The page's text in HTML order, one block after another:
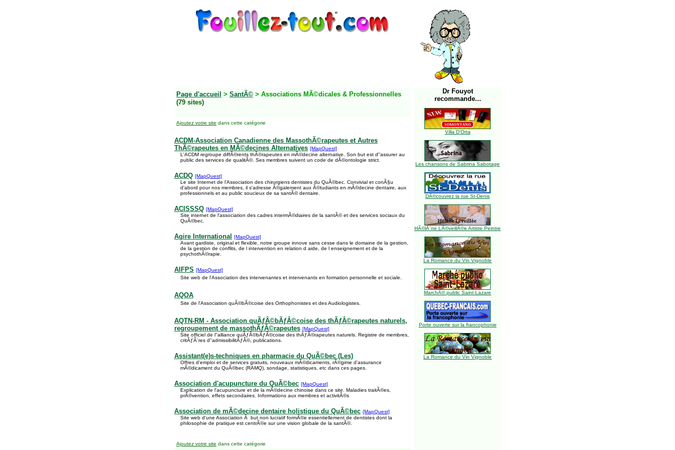
Page d'accueil > SantÃ© > Associations MÃ©dicales & Professionnelles
(79 sites)
Ajoutez votre site dans cette catégorie
ACDM-Association Canadienne des MassothÃ©rapeutes et Autres
ThÃ©rapeutes en MÃ©decines Alternatives [MapQuest]
L'ACDM regroupe diffÃ©rents thÃ©rapeutes en mÃ©decine alternative. Son but est d''assurer au
public des services de qualitÃ©. Ses membres suivent un code de dÃ©ontologie strict.
ACDQ [MapQuest]
Le site Internet de l'Association des chirurgiens dentistes du QuÃ©bec. Convivial et conÃ§u
d'abord pour nos membres, il s'adresse Ã©galement aux Ã©tudiants en mÃ©decine dentaire, aux
professionnels et au public soucieux de sa santÃ© dentaire.
ACISSSQ [MapQuest]
Site internet de l'association des cadres intermÃ©diaires de la santÃ© et des services sociaux du
QuÃ©bec.
Agire International
[MapQuest]
Avant gardiste, original et flexible, notre groupe innove sans cesse dans le domaine de la gestion,
de la gestion de conflits, de l intervention en relation d aide, de l enseignement et de la
psychothÃ©rapie.
AIFPS [MapQuest]
Site web de l'Association des intervenantes et intervenants en formation personnelle et sociale.
AQOA
Site de l'Association quÃ©bÃ©coise des Orthophonistes et des Audiologistes.
AQTN-RM - Association quÃƒÂ©bÃƒÂ©coise des thÃƒÂ©rapeutes naturels,
regroupement de massothÃƒÂ©rapeutes [MapQuest]
Site officiel de l''alliance quÃƒÂ©bÃƒÂ©coise des thÃƒÂ©rapeutes naturels. Registre de membres,
critÃƒÂ¨res d''admissibilitÃƒÂ©, publications.
Assistant(e)s-techniques en pharmacie du QuÃ©bec (Les)
Offres d'emploi et de services gratuits, nouveaux mÃ©dicaments, rÃ©gime d'assurance
mÃ©dicament du QuÃ©bec (RAMQ), sondage, statistiques, etc dans ces pages.
Association d'acupuncture du QuÃ©bec [MapQuest]
Explication de l'acupuncture et de la mÃ©decine chinoise dans ce site. Maladies traitÃ©es,
prÃ©vention, effets secondaires. Informations aux membres et activitÃ©s
Association de mÃ©decine dentaire holistique du QuÃ©bec [MapQuest]
Site web d'une Association Ã but non lucratif formÃ©e essentiellement de dentistes dont la
philosophie de pratique est centrÃ©e sur une vision globale de la santÃ©.
Dr Fouyot
recommande...
Villa D'Orta
Les chansons de Sabrina Sabotage
DÃ©couvrez la rue St-Denis
HÃ©lÃ¨ne LÃ©veillÃ©e Artiste Peintre
La Romance du Vin Vignoble
MarchÃ© public Saint-Lazare
Porte ouverte sur la francophonie
La Romance du Vin Vignoble
Ajoutez votre site dans cette catégorie